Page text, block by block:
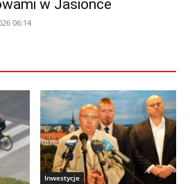
w Jasionce
06:14
Inwestycje